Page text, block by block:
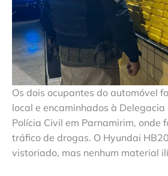
Os dois ocupantes do automóvel
local e encaminhados à
Polícia Civil em Parnamirim, onde
tráfico de drogas. O Hyundai
vistoriado, mas nenhum material